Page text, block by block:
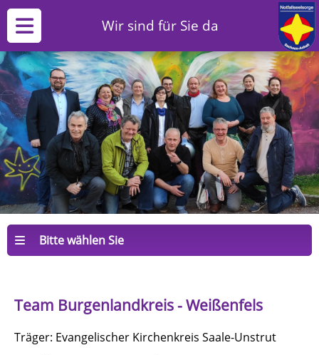
Wir sind für Sie da
Bitte wählen Sie
Team Burgenlandkreis - Weißenfels
Träger: Evangelischer Kirchenkreis Saale-Unstrut